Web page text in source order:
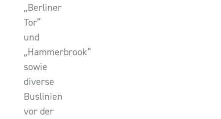
„Berliner
Tor”
und
„Hammerbrook”
sowie
diverse
Buslinien
vor der